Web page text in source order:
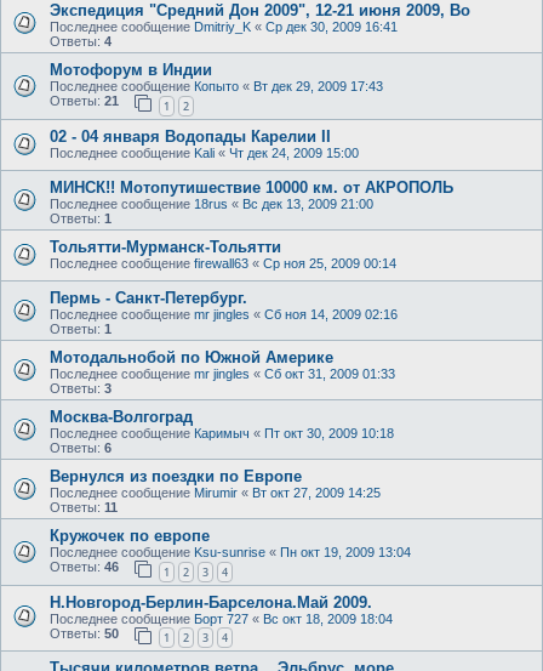
Экспедиция "Средний Дон 2009", 12-21 июня 2009, Во
Последнее сообщение Dmitriy_K « Ср дек 30, 2009 16:41
Ответы: 4
Мотофорум в Индии
Последнее сообщение Копыто « Вт дек 29, 2009 17:43
Ответы: 21 1 2
02 - 04 января Водопады Карелии II
Последнее сообщение Kali « Чт дек 24, 2009 15:00
МИНСК!! Мотопутишествие 10000 км. от АКРОПОЛЬ
Последнее сообщение 18rus « Вс дек 13, 2009 21:00
Ответы: 1
Тольятти-Мурманск-Тольятти
Последнее сообщение firewall63 « Ср ноя 25, 2009 00:14
Пермь - Санкт-Петербург.
Последнее сообщение mr jingles « Сб ноя 14, 2009 02:16
Ответы: 1
Мотодальнобой по Южной Америке
Последнее сообщение mr jingles « Сб окт 31, 2009 01:33
Ответы: 3
Москва-Волгоград
Последнее сообщение Каримыч « Пт окт 30, 2009 10:18
Ответы: 6
Вернулся из поездки по Европе
Последнее сообщение Mirumir « Вт окт 27, 2009 14:25
Ответы: 11
Кружочек по европе
Последнее сообщение Ksu-sunrise « Пн окт 19, 2009 13:04
Ответы: 46 1 2 3 4
Н.Новгород-Берлин-Барселона.Май 2009.
Последнее сообщение Борт 727 « Вс окт 18, 2009 18:04
Ответы: 50 1 2 3 4